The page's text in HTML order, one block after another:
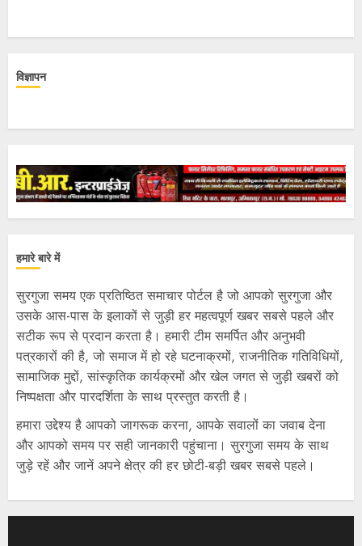
विज्ञापन
हमारे बारे में
सुरगुजा समय एक प्रतिष्ठित समाचार पोर्टल है जो आपको सुरगुजा और
उसके आस-पास के इलाकों से जुड़ी हर महत्वपूर्ण खबर सबसे पहले और
सटीक रूप से प्रदान करता है। हमारी टीम समर्पित और अनुभवी
पत्रकारों की है, जो समाज में हो रहे घटनाक्रमों, राजनीतिक गतिविधियों,
सामाजिक मुद्दों, सांस्कृतिक कार्यक्रमों और खेल जगत से जुड़ी खबरों को
निष्पक्षता और पारदर्शिता के साथ प्रस्तुत करती है।
हमारा उद्देश्य है आपको जागरूक करना, आपके सवालों का जवाब देना
और आपको समय पर सही जानकारी पहुंचाना। सुरगुजा समय के साथ
जुड़े रहें और जानें अपने क्षेत्र की हर छोटी-बड़ी खबर सबसे पहले।